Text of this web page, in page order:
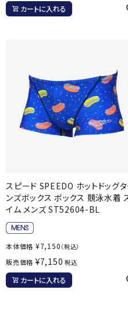
バドミントンシューズ
バッグ
ソックス
その他アクセサリー
ハンドボールウェア
ボール（ハンドボール）
ア
ト
キ
ス
カートに入れる
スピード SPEEDO ホットドッグ
ンズボックス ボックス 競泳水着
イム メンズ ST52604-BL
本体価格 ¥7,150 （税込）
販売価格 ¥7,150 税込
カートに入れる